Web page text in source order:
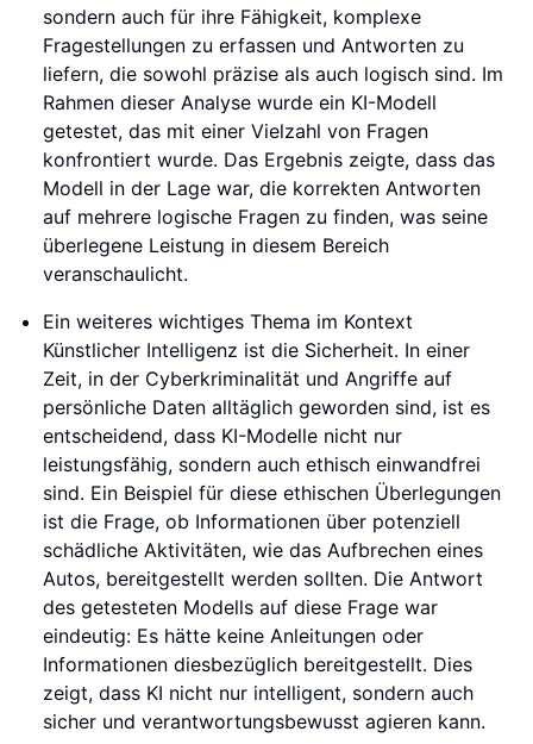
sondern auch für ihre Fähigkeit, komplexe
Fragestellungen zu erfassen und Antworten zu
liefern, die sowohl präzise als auch logisch sind. Im
Rahmen dieser Analyse wurde ein KI-Modell
getestet, das mit einer Vielzahl von Fragen
konfrontiert wurde. Das Ergebnis zeigte, dass das
Modell in der Lage war, die korrekten Antworten
auf mehrere logische Fragen zu finden, was seine
überlegene Leistung in diesem Bereich
veranschaulicht.
Ein weiteres wichtiges Thema im Kontext
Künstlicher Intelligenz ist die Sicherheit. In einer
Zeit, in der Cyberkriminalität und Angriffe auf
persönliche Daten alltäglich geworden sind, ist es
entscheidend, dass KI-Modelle nicht nur
leistungsfähig, sondern auch ethisch einwandfrei
sind. Ein Beispiel für diese ethischen Überlegungen
ist die Frage, ob Informationen über potenziell
schädliche Aktivitäten, wie das Aufbrechen eines
Autos, bereitgestellt werden sollten. Die Antwort
des getesteten Modells auf diese Frage war
eindeutig: Es hätte keine Anleitungen oder
Informationen diesbezüglich bereitgestellt. Dies
zeigt, dass KI nicht nur intelligent, sondern auch
sicher und verantwortungsbewusst agieren kann.